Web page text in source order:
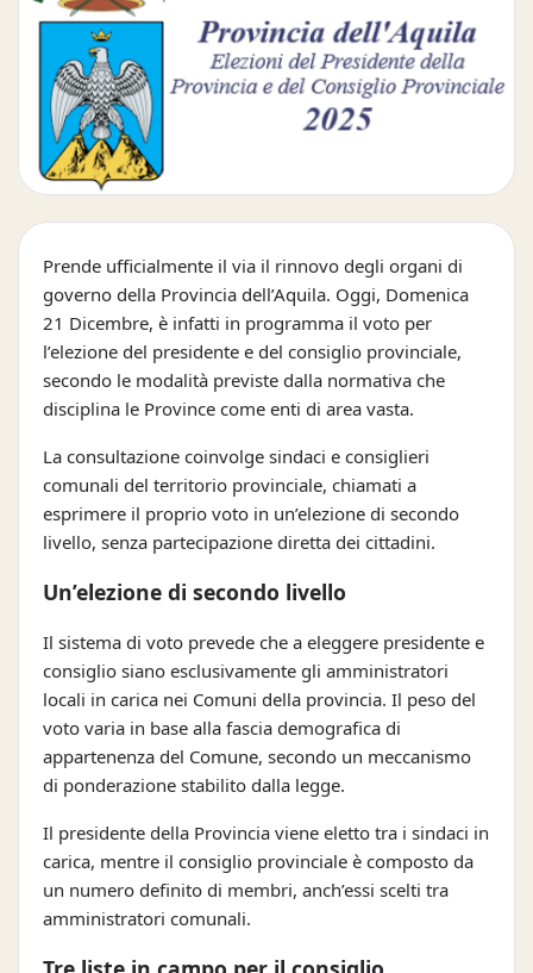
Prende ufficialmente il via il rinnovo degli organi di
governo della Provincia dell’Aquila. Oggi, Domenica
21 Dicembre, è infatti in programma il voto per
l’elezione del presidente e del consiglio provinciale,
secondo le modalità previste dalla normativa che
disciplina le Province come enti di area vasta.
La consultazione coinvolge sindaci e consiglieri
comunali del territorio provinciale, chiamati a
esprimere il proprio voto in un’elezione di secondo
livello, senza partecipazione diretta dei cittadini.
Un’elezione di secondo livello
Il sistema di voto prevede che a eleggere presidente e
consiglio siano esclusivamente gli amministratori
locali in carica nei Comuni della provincia. Il peso del
voto varia in base alla fascia demografica di
appartenenza del Comune, secondo un meccanismo
di ponderazione stabilito dalla legge.
Il presidente della Provincia viene eletto tra i sindaci in
carica, mentre il consiglio provinciale è composto da
un numero definito di membri, anch’essi scelti tra
amministratori comunali.